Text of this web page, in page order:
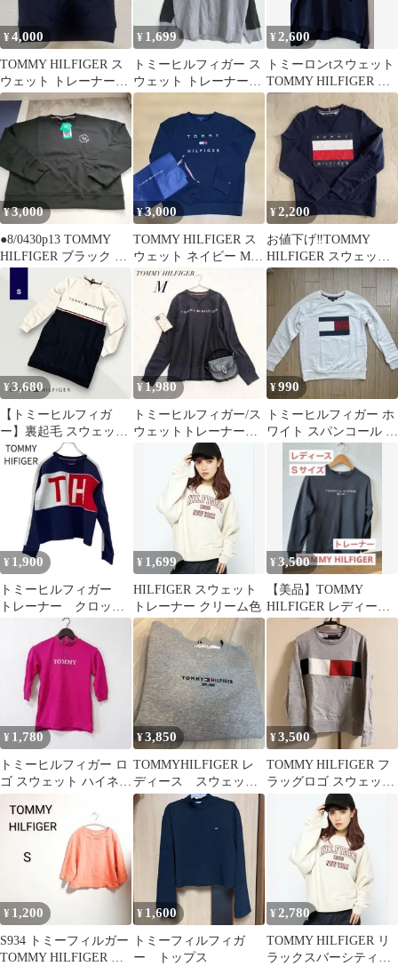
¥4,000
TOMMY HILFIGER ス
ウェット トレーナー
XS
¥ 1,699
トミーヒルフィガー ス
ウェット トレーナー
L/G XLゆったりビッ
グシルエット
¥ 2,600
トミーロンtスウェット
TOMMY HILFIGER ネ
イビー トレーナー
¥3,000
●8/0430p13 TOMMY
HILFIGER ブラック ス
¥3,000
TOMMY HILFIGER ス
ウェット ネイビー Mサ
イズ
¥2,200
お値下げ‼️TOMMY
HILFIGER スウェット
トレーナー S ネイビー
¥3,680
【トミーヒルフィガ
ー】裏起毛 スウェット
ロゴワンピース 刺繍
【古着】
¥1,980
トミーヒルフィガー/ス
ウェットトレーナーロ
ゴ刺繍長袖クルーネッ
クMサイズ☘️
¥990
トミーヒルフィガー ホ
ワイト スパンコール ト
レーナー
¥ 1,900
トミーヒルフィガー
トレーナー クロップ
ド プリント 紺 ネ
イビー S 古着
¥ 1,699
HILFIGER スウェット
トレーナー クリーム色
¥3,500
【美品】TOMMY
HILFIGER レディース
トレーナー
¥ 1,780
トミーヒルフィガー ロ
ゴ スウェット ハイネッ
ク 長袖 XS 桃 綿 デー
ト
¥3,850
TOMMYHILFIGER レ
ディース スウェッ
ト Sサイズ
¥3,500
TOMMY HILFIGER フ
ラッグロゴ スウェット
トレーナー
¥ 1,200
S934 トミーフィルガー
TOMMY HILFIGER ピ
¥ 1,600
トミーフィルフィガ
ー トップス
¥2,780
TOMMY HILFIGER リ
ラックスバーシティオ